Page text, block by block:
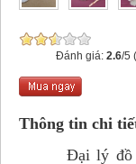
Đánh giá: 2.6/5
Thông tin chi
Đại lý đồ